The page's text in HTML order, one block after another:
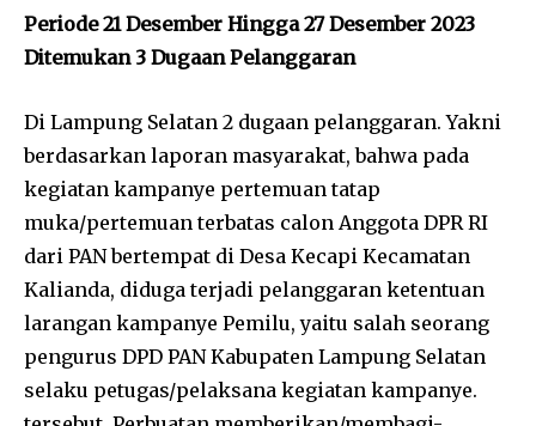
Periode 21 Desember Hingga 27 Desember 2023
Ditemukan 3 Dugaan Pelanggaran
Di Lampung Selatan 2 dugaan pelanggaran. Yakni
berdasarkan laporan masyarakat, bahwa pada
kegiatan kampanye pertemuan tatap
muka/pertemuan terbatas calon Anggota DPR RI
dari PAN bertempat di Desa Kecapi Kecamatan
Kalianda, diduga terjadi pelanggaran ketentuan
larangan kampanye Pemilu, yaitu salah seorang
pengurus DPD PAN Kabupaten Lampung Selatan
selaku petugas/pelaksana kegiatan kampanye.